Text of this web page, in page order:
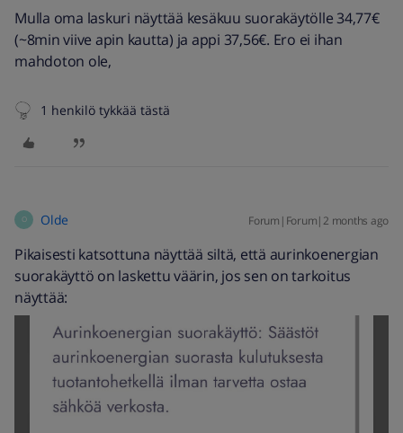
Mulla oma laskuri näyttää kesäkuu suorakäytölle 34,77€
(~8min viive apin kautta) ja appi 37,56€. Ero ei ihan
mahdoton ole,
1 henkilö tykkää tästä
O Olde Forum|Forum|2 months ago
Pikaisesti katsottuna näyttää siltä, että aurinkoenergian
suorakäyttö on laskettu väärin, jos sen on tarkoitus
näyttää: